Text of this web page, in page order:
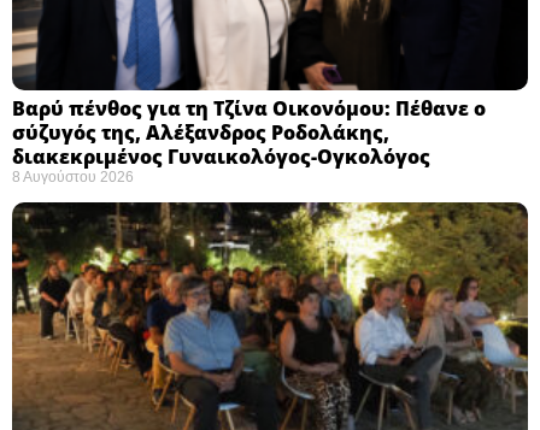
Βαρύ πένθος για τη Τζίνα Οικονόμου: Πέθανε ο
σύζυγός της, Αλέξανδρος Ροδολάκης,
διακεκριμένος Γυναικολόγος-Ογκολόγος
8 Αυγούστου 2026